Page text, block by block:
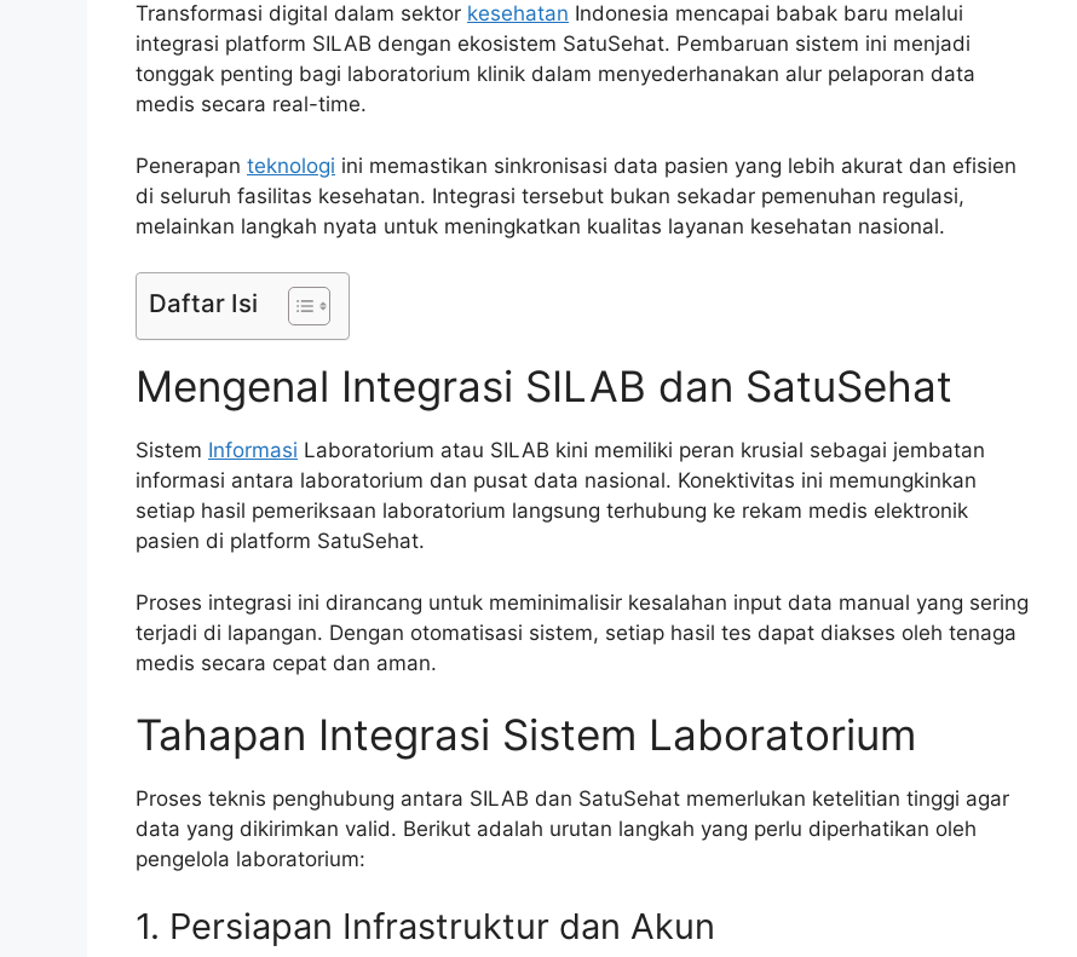
Transformasi digital dalam sektor kesehatan Indonesia mencapai babak baru melalui
integrasi platform SILAB dengan ekosistem SatuSehat. Pembaruan sistem ini menjadi
tonggak penting bagi laboratorium klinik dalam menyederhanakan alur pelaporan data
medis secara real-time.
Penerapan teknologi ini memastikan sinkronisasi data pasien yang lebih akurat dan efisien
di seluruh fasilitas kesehatan. Integrasi tersebut bukan sekadar pemenuhan regulasi,
melainkan langkah nyata untuk meningkatkan kualitas layanan kesehatan nasional.
Daftar Isi
Mengenal Integrasi SILAB dan SatuSehat
Sistem Informasi Laboratorium atau SILAB kini memiliki peran krusial sebagai jembatan
informasi antara laboratorium dan pusat data nasional. Konektivitas ini memungkinkan
setiap hasil pemeriksaan laboratorium langsung terhubung ke rekam medis elektronik
pasien di platform SatuSehat.
Proses integrasi ini dirancang untuk meminimalisir kesalahan input data manual yang sering
terjadi di lapangan. Dengan otomatisasi sistem, setiap hasil tes dapat diakses oleh tenaga
medis secara cepat dan aman.
Tahapan Integrasi Sistem Laboratorium
Proses teknis penghubung antara SILAB dan SatuSehat memerlukan ketelitian tinggi agar
data yang dikirimkan valid. Berikut adalah urutan langkah yang perlu diperhatikan oleh
pengelola laboratorium:
1. Persiapan Infrastruktur dan Akun